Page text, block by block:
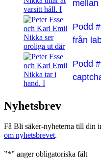
mellan
Podd
från
Podd
Nyhetsbrev
Få Bli säker-nyheterna till din
om nyhetsbrevet.
”*” anger obligatoriska fält